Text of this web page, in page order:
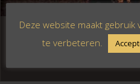
Deze website maakt gebruik
te verbeteren.